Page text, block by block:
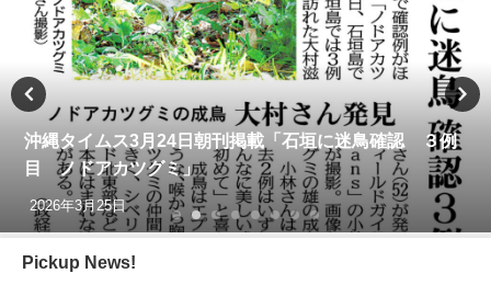
沖縄タイムス3月24日朝刊掲載「石垣に迷鳥確認 ３例
目 ノドアカツグミ」
2026年3月25日
Pickup News!